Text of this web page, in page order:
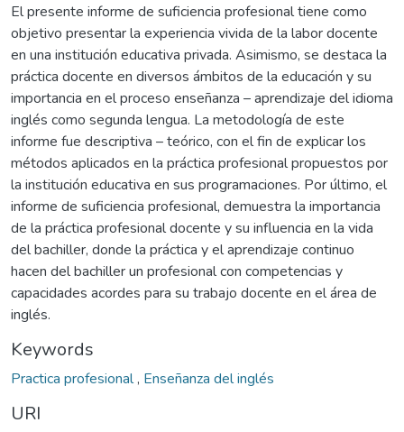
El presente informe de suficiencia profesional tiene como
objetivo presentar la experiencia vivida de la labor docente
en una institución educativa privada. Asimismo, se destaca la
práctica docente en diversos ámbitos de la educación y su
importancia en el proceso enseñanza – aprendizaje del idioma
inglés como segunda lengua. La metodología de este
informe fue descriptiva – teórico, con el fin de explicar los
métodos aplicados en la práctica profesional propuestos por
la institución educativa en sus programaciones. Por último, el
informe de suficiencia profesional, demuestra la importancia
de la práctica profesional docente y su influencia en la vida
del bachiller, donde la práctica y el aprendizaje continuo
hacen del bachiller un profesional con competencias y
capacidades acordes para su trabajo docente en el área de
inglés.
Keywords
Practica profesional, Enseñanza del inglés
URI